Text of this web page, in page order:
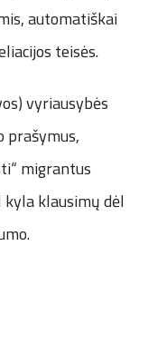
automatiškai
teisės.
vyriausybės
prašymus,
migrantus
klausimų dėl